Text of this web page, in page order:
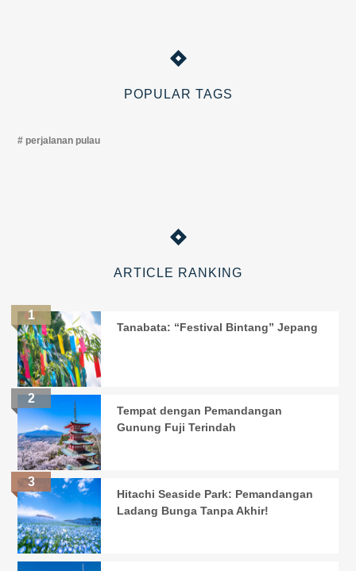
POPULAR TAGS
perjalanan pulau
ARTICLE RANKING
Tanabata: “Festival Bintang” Jepang
Tempat dengan Pemandangan
Gunung Fuji Terindah
Hitachi Seaside Park: Pemandangan
Ladang Bunga Tanpa Akhir!